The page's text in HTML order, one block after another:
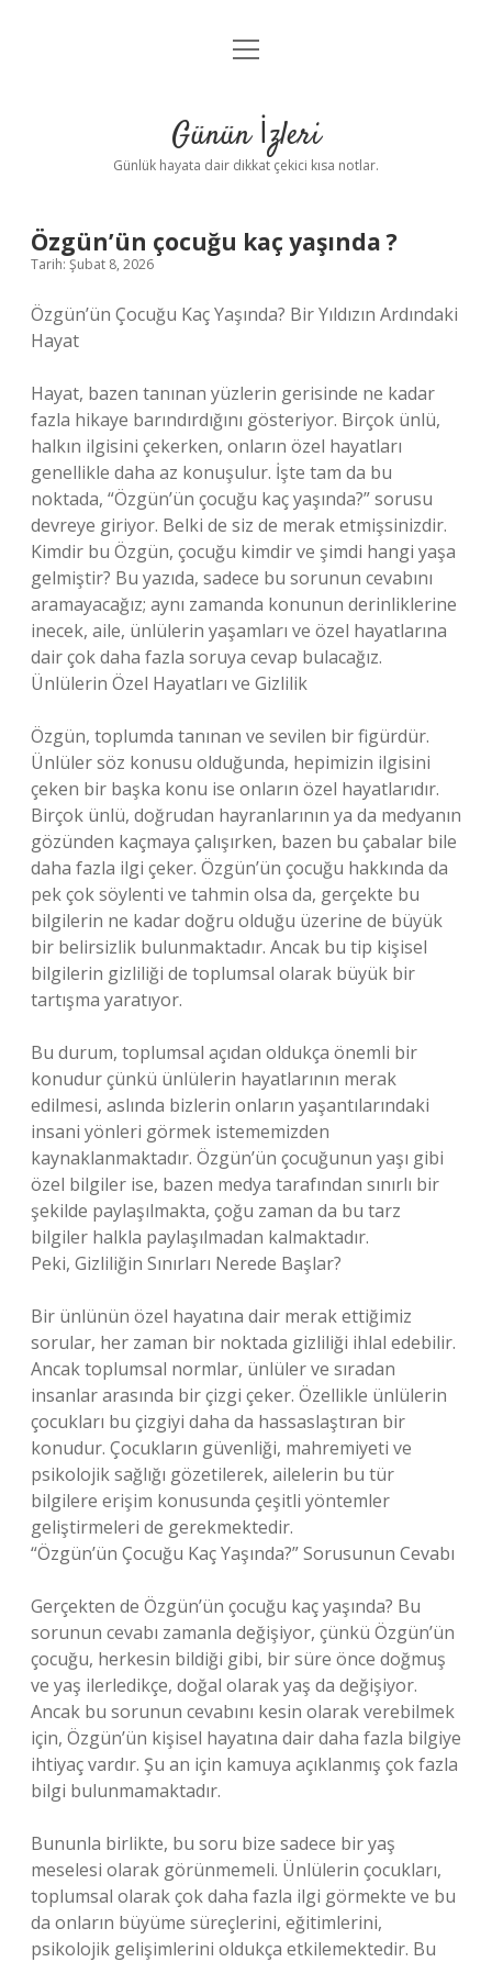
Anasayfa
Yasal Uyarı
menüyü
Günün İzleri
Günlük hayata dair dikkat çekici kısa notlar.
Özgün’ün çocuğu kaç yaşında ?
Tarih: Şubat 8, 2026
Özgün’ün Çocuğu Kaç Yaşında? Bir Yıldızın Ardındaki
Hayat
Hayat, bazen tanınan yüzlerin gerisinde ne kadar
fazla hikaye barındırdığını gösteriyor. Birçok ünlü,
halkın ilgisini çekerken, onların özel hayatları
genellikle daha az konuşulur. İşte tam da bu
noktada, “Özgün’ün çocuğu kaç yaşında?” sorusu
devreye giriyor. Belki de siz de merak etmişsinizdir.
Kimdir bu Özgün, çocuğu kimdir ve şimdi hangi yaşa
gelmiştir? Bu yazıda, sadece bu sorunun cevabını
aramayacağız; aynı zamanda konunun derinliklerine
inecek, aile, ünlülerin yaşamları ve özel hayatlarına
dair çok daha fazla soruya cevap bulacağız.
Ünlülerin Özel Hayatları ve Gizlilik
Özgün, toplumda tanınan ve sevilen bir figürdür.
Ünlüler söz konusu olduğunda, hepimizin ilgisini
çeken bir başka konu ise onların özel hayatlarıdır.
Birçok ünlü, doğrudan hayranlarının ya da medyanın
gözünden kaçmaya çalışırken, bazen bu çabalar bile
daha fazla ilgi çeker. Özgün’ün çocuğu hakkında da
pek çok söylenti ve tahmin olsa da, gerçekte bu
bilgilerin ne kadar doğru olduğu üzerine de büyük
bir belirsizlik bulunmaktadır. Ancak bu tip kişisel
bilgilerin gizliliği de toplumsal olarak büyük bir
tartışma yaratıyor.
Bu durum, toplumsal açıdan oldukça önemli bir
konudur çünkü ünlülerin hayatlarının merak
edilmesi, aslında bizlerin onların yaşantılarındaki
insani yönleri görmek istememizden
kaynaklanmaktadır. Özgün’ün çocuğunun yaşı gibi
özel bilgiler ise, bazen medya tarafından sınırlı bir
şekilde paylaşılmakta, çoğu zaman da bu tarz
bilgiler halkla paylaşılmadan kalmaktadır.
Peki, Gizliliğin Sınırları Nerede Başlar?
Bir ünlünün özel hayatına dair merak ettiğimiz
sorular, her zaman bir noktada gizliliği ihlal edebilir.
Ancak toplumsal normlar, ünlüler ve sıradan
insanlar arasında bir çizgi çeker. Özellikle ünlülerin
çocukları bu çizgiyi daha da hassaslaştıran bir
konudur. Çocukların güvenliği, mahremiyeti ve
psikolojik sağlığı gözetilerek, ailelerin bu tür
bilgilere erişim konusunda çeşitli yöntemler
geliştirmeleri de gerekmektedir.
“Özgün’ün Çocuğu Kaç Yaşında?” Sorusunun Cevabı
Gerçekten de Özgün’ün çocuğu kaç yaşında? Bu
sorunun cevabı zamanla değişiyor, çünkü Özgün’ün
çocuğu, herkesin bildiği gibi, bir süre önce doğmuş
ve yaş ilerledikçe, doğal olarak yaş da değişiyor.
Ancak bu sorunun cevabını kesin olarak verebilmek
için, Özgün’ün kişisel hayatına dair daha fazla bilgiye
ihtiyaç vardır. Şu an için kamuya açıklanmış çok fazla
bilgi bulunmamaktadır.
Bununla birlikte, bu soru bize sadece bir yaş
meselesi olarak görünmemeli. Ünlülerin çocukları,
toplumsal olarak çok daha fazla ilgi görmekte ve bu
da onların büyüme süreçlerini, eğitimlerini,
psikolojik gelişimlerini oldukça etkilemektedir. Bu